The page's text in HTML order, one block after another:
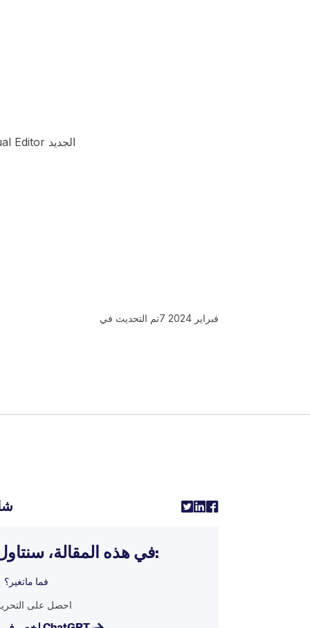
تم التحديث في 7 فبراير 2024
في هذه المقالة، سنتاول: